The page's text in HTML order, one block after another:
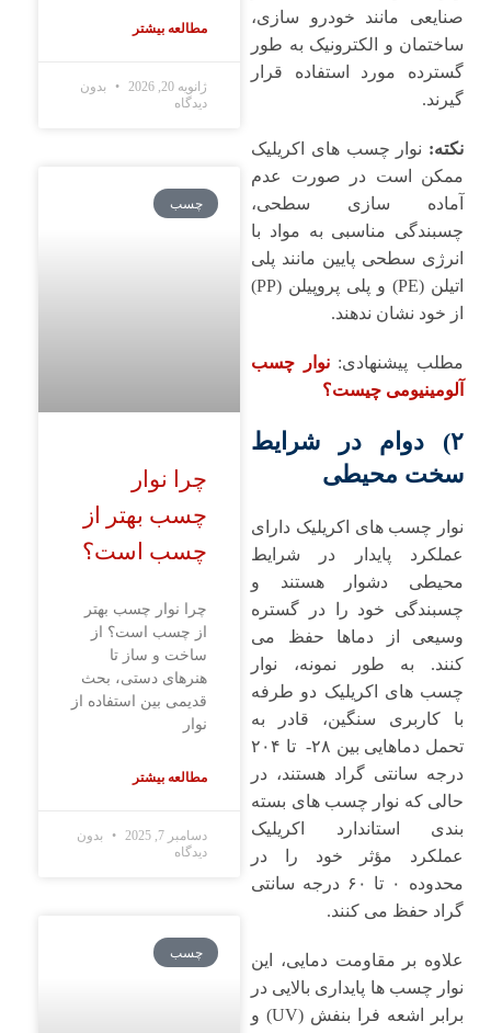
صنایعی مانند خودرو سازی،
ساختمان و الکترونیک به ‌طور
گسترده مورد استفاده قرار
گیرند.
نکته: نوار چسب ‌های اکریلیک
ممکن است در صورت عدم
آماده‌ سازی سطحی،
چسبندگی مناسبی به مواد با
انرژی سطحی پایین مانند پلی
‌اتیلن (PE) و پلی ‌پروپیلن (PP)
از خود نشان ندهند.
مطلب پیشنهادی:نوار چسب
آلومینیومی چیست؟
۲) دوام در شرایط
سخت محیطی
نوار چسب ‌های اکریلیک دارای
عملکرد پایدار در شرایط
محیطی دشوار هستند و
چسبندگی خود را در گستره
وسیعی از دماها حفظ می
‌کنند. به ‌طور نمونه، نوار
چسب ‌های اکریلیک دو طرفه
با کاربری سنگین، قادر به
تحمل دماهایی بین ۲۸- تا ۲۰۴
درجه سانتی ‌گراد هستند، در
حالی که نوار چسب‌ های بسته‌
بندی استاندارد اکریلیک
عملکرد مؤثر خود را در
محدوده ۰ تا ۶۰ درجه سانتی‌
گراد حفظ می ‌کنند.
علاوه بر مقاومت دمایی، این
نوار چسب ‌ها پایداری بالایی در
برابر اشعه فرا بنفش (UV) و
مطالعه بیشتر
ژانویه 20, 2026
بدون
دیدگاه
چسب
چرا نوار
چسب بهتر از
چسب است؟
چرا نوار چسب بهتر
از چسب است؟ از
ساخت و ساز تا
هنرهای دستی، بحث
قدیمی بین استفاده از
نوار
مطالعه بیشتر
دسامبر 7, 2025
بدون
دیدگاه
چسب